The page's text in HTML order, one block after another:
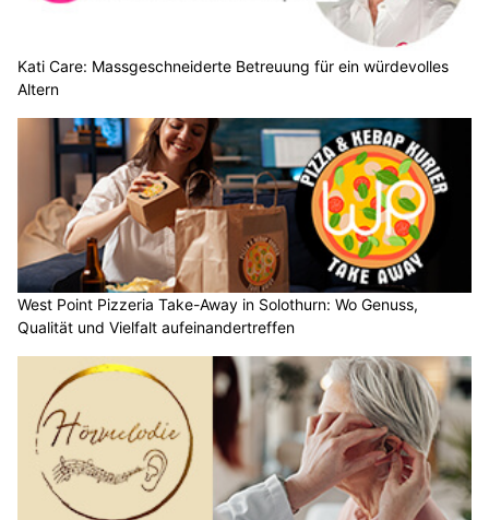
Kati Care: Massgeschneiderte Betreuung für ein würdevolles
Altern
West Point Pizzeria Take-Away in Solothurn: Wo Genuss,
Qualität und Vielfalt aufeinandertreffen